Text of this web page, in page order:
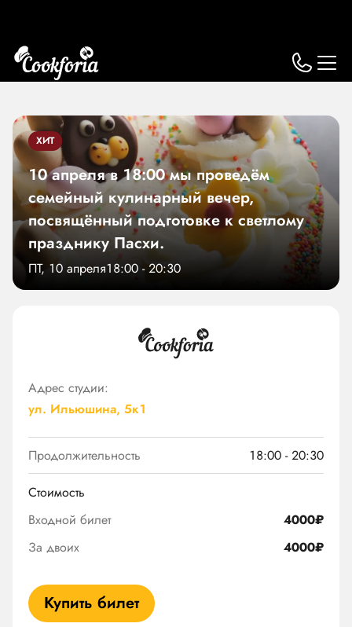
ХИТ
10 апреля в 18:00 мы проведём
семейный кулинарный вечер,
посвящённый подготовке к светлому
празднику Пасхи.
ПТ, 10 апреля18:00 - 20:30
Адрес студии:
ул. Ильюшина, 5к1
Продолжительность 18:00 - 20:30
Стоимость
Входной билет
4000₽
За двоих
4000₽
Купить билет